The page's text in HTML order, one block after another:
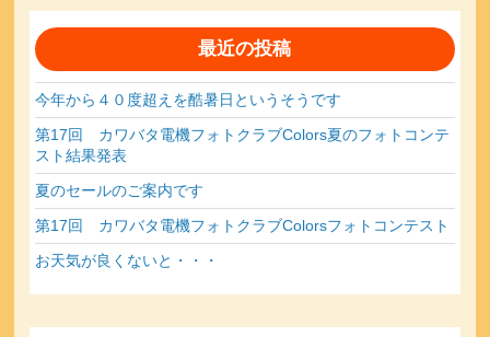
カ
イ
ブ
最近の投稿
今年から４０度超えを酷暑日というそうです
第17回 カワバタ電機フォトクラブColors夏のフォトコンテ
スト結果発表
夏のセールのご案内です
第17回 カワバタ電機フォトクラブColorsフォトコンテスト
お天気が良くないと・・・